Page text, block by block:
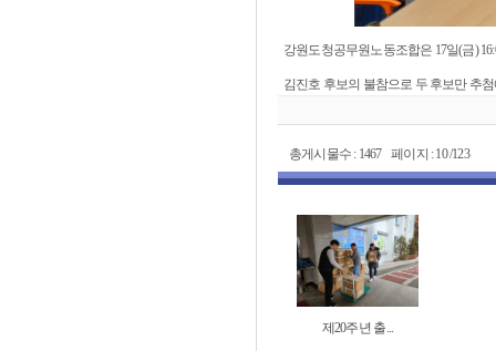
강원도청공무원노동조합은 17일(금)
김진호 후보의 불참으로 두 후보만 추
총게시물수 : 1467 페이지 : 10 /123
제20주년 출...